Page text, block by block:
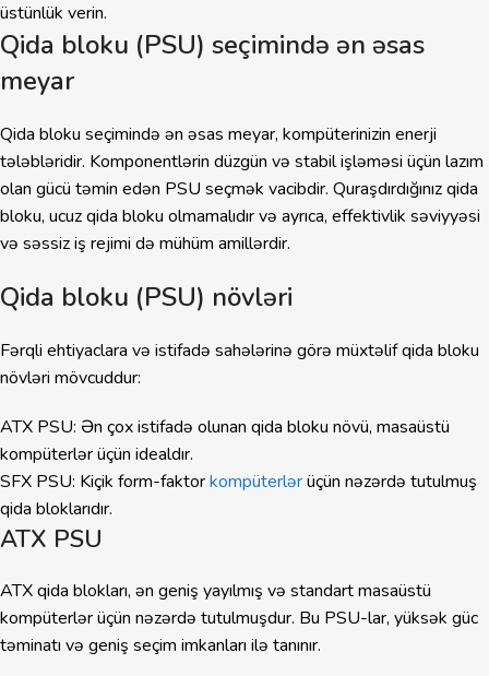
üstünlük verin.
Qida bloku (PSU) seçimində ən əsas
meyar
Qida bloku seçimində ən əsas meyar, kompüterinizin enerji
tələbləridir. Komponentlərin düzgün və stabil işləməsi üçün lazım
olan gücü təmin edən PSU seçmək vacibdir. Quraşdırdığınız qida
bloku, ucuz qida bloku olmamalıdır və ayrıca, effektivlik səviyyəsi
və səssiz iş rejimi də mühüm amillərdir.
Qida bloku (PSU) növləri
Fərqli ehtiyaclara və istifadə sahələrinə görə müxtəlif qida bloku
növləri mövcuddur:
ATX PSU: Ən çox istifadə olunan qida bloku növü, masaüstü
kompüterlər üçün idealdır.
SFX PSU: Kiçik form-faktorkompüterlərüçün nəzərdə tutulmuş
qida bloklarıdır.
ATX PSU
ATX qida blokları, ən geniş yayılmış və standart masaüstü
kompüterlər üçün nəzərdə tutulmuşdur. Bu PSU-lar, yüksək güc
təminatı və geniş seçim imkanları ilə tanınır.